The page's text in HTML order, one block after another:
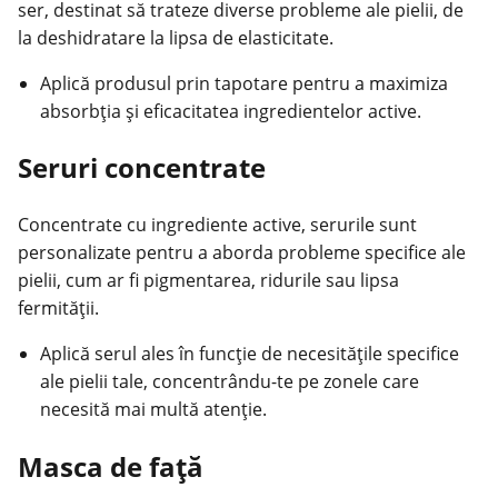
ser, destinat să trateze diverse probleme ale pielii, de
la deshidratare la lipsa de elasticitate.
Aplică produsul prin tapotare pentru a maximiza
absorbția și eficacitatea ingredientelor active.
Seruri concentrate
Concentrate cu ingrediente active, serurile sunt
personalizate pentru a aborda probleme specifice ale
pielii, cum ar fi pigmentarea, ridurile sau lipsa
fermității.
Aplică serul ales în funcție de necesitățile specifice
ale pielii tale, concentrându-te pe zonele care
necesită mai multă atenție.
Masca de față